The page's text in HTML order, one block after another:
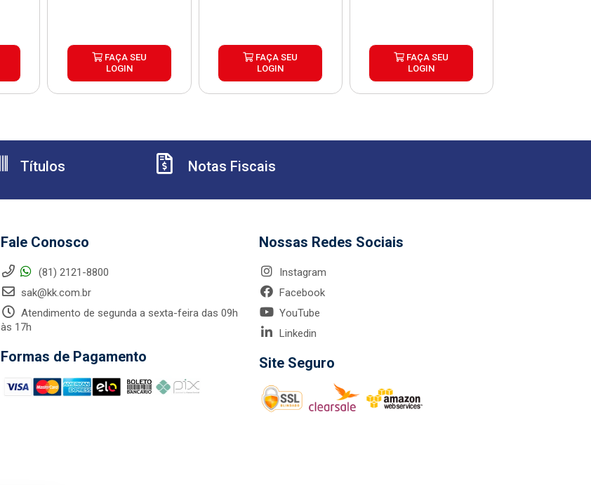
FAÇA SEU
LOGIN
FAÇA SEU
LOGIN
FAÇA SEU
LOGIN
Títulos Notas Fiscais
Fale Conosco
(81) 2121-8800
sak@kk.com.br
Atendimento de segunda a sexta-feira das 09h
às 17h
Formas de Pagamento
Nossas Redes Sociais
Instagram
Facebook
YouTube
Linkedin
Site Seguro